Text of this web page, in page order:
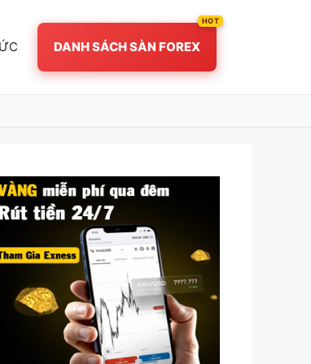
DANH SÁCH SÀN FOREX